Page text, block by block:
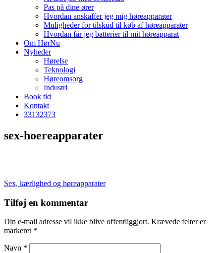
Pas på dine ører
Hvordan anskaffer jeg mig høreapparater
Muligheder for tilskud til køb af høreapparater
Hvordan får jeg batterier til mit høreapparat
Om HørNu
Nyheder
Hørelse
Teknologi
Høreomsorg
Industri
Book tid
Kontakt
33132373
sex-hoereapparater
Indlægsnavigation
Sex, kærlighed og høreapparater
Tilføj en kommentar
Din e-mail adresse vil ikke blive offentliggjort. Krævede felter er
markeret *
Navn *